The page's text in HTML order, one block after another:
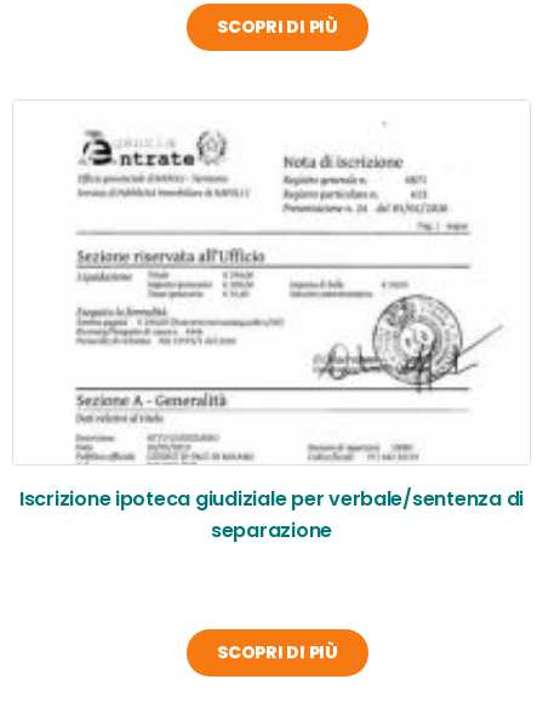
SCOPRI DI PIÙ
Iscrizione ipoteca giudiziale per verbale/sentenza di
separazione
SCOPRI DI PIÙ